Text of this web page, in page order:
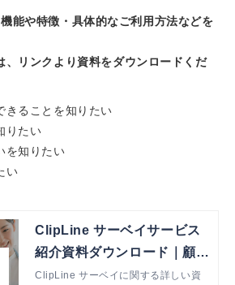
能や特徴・具体的なご利用方法などを
、リンクより資料をダウンロードくだ
きることを知りたい
りたい
を知りたい
い
ClipLine サーベイサービス
紹介資料ダウンロード｜顧客
の声で、店舗改善を実現 Cli
ClipLine サーベイに関する詳しい資